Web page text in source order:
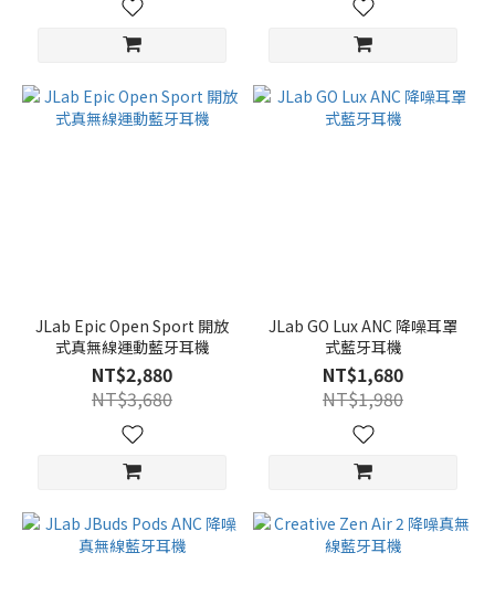
JLab Epic Open Sport 開放
式真無線運動藍牙耳機
NT$2,880
NT$3,680
JLab GO Lux ANC 降噪耳罩
式藍牙耳機
NT$1,680
NT$1,980